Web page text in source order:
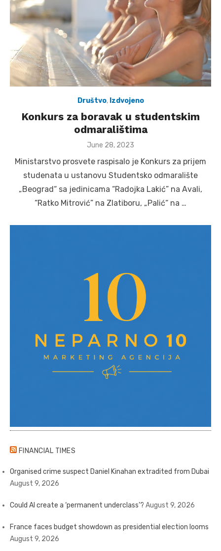
Društvo, Izdvojeno
Konkurs za boravak u studentskim
odmaralištima
Posted
June 28, 2023
Ministarstvo prosvete raspisalo je Konkurs za prijem
studenata u ustanovu Studentsko odmaralište
„Beograd“ sa jedinicama “Radojka Lakić” na Avali,
“Ratko Mitrović” na Zlatiboru, „Palić“ na …
FINANCIAL TIMES
Organised crime suspect Daniel Kinahan extradited from Dubai
August 9, 2026
Could AI create a ‘permanent underclass’? August 9, 2026
France faces budget showdown as presidential election looms
August 9, 2026